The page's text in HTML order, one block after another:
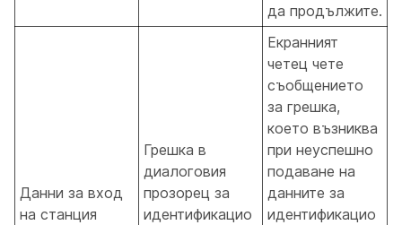
да продължите.
Данни за вход
на станция
Грешка в
диалоговия
прозорец за
идентификацио
Екранният
четец чете
съобщението
за грешка,
което възниква
при неуспешно
подаване на
данните за
идентификацио